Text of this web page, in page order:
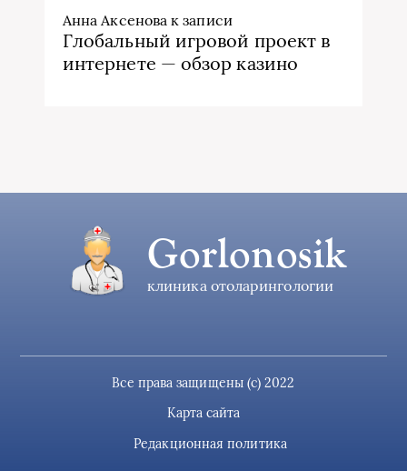
Анна Аксенова к записи
Глобальный игровой проект в
интернете — обзор казино
Gorlonosik
клиника отоларингологии
Все права защищены (c) 2022
Карта сайта
Редакционная политика